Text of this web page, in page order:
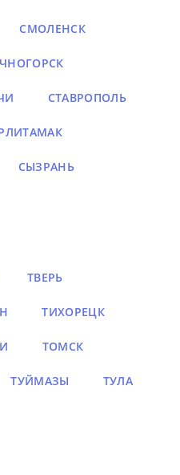
СМОЛЕНСК
СТАВРОПОЛЬ
СЫЗРАНЬ
ТВЕРЬ
ТИХОРЕЦК
ТОМСК
ТУЙМАЗЫ ТУЛА